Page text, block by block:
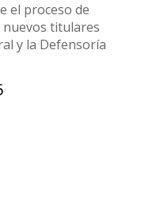
el proceso de
nuevos titulares
y la Defensoría